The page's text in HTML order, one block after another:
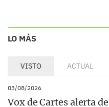
LO MÁS
VISTO ACTUAL
03/08/2026
Vox de Cartes alerta